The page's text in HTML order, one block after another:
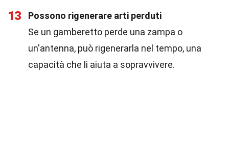
13
Possono rigenerare arti perduti
Se un gamberetto perde una zampa o
un'antenna, può rigenerarla nel tempo, una
capacità che li aiuta a sopravvivere.